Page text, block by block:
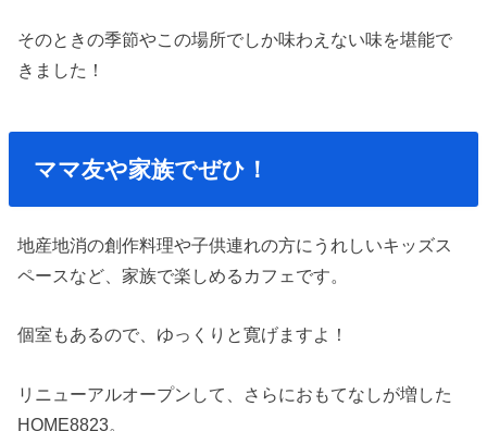
そのときの季節やこの場所でしか味わえない味を堪能で
きました！
ママ友や家族でぜひ！
地産地消の創作料理や子供連れの方にうれしいキッズス
ペースなど、家族で楽しめるカフェです。
個室もあるので、ゆっくりと寛げますよ！
リニューアルオープンして、さらにおもてなしが増した
HOME8823。